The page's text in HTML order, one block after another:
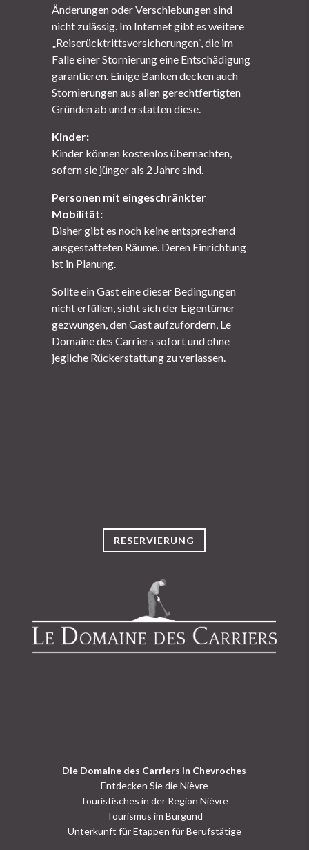
Änderungen oder Verschiebungen sind
nicht zulässig. Im Internet gibt es weitere
„Reiserücktrittsversicherungen“, die im
Falle einer Stornierung eine Entschädigung
garantieren. Einige Banken decken auch
Stornierungen aus allen gerechtfertigten
Gründen ab und erstatten diese.
Kinder:
Kinder können kostenlos übernachten,
sofern sie jünger als 2 Jahre sind.
Personen mit eingeschränkter
Mobilität:
Bisher gibt es noch keine entsprechend
ausgestatteten Räume. Deren Einrichtung
ist in Planung.
Sollte ein Gast eine dieser Bedingungen
nicht erfüllen, sieht sich der Eigentümer
gezwungen, den Gast aufzufordern, Le
Domaine des Carriers sofort und ohne
jegliche Rückerstattung zu verlassen.
RESERVIERUNG
Die Domaine des Carriers in Chevroches
Entdecken Sie die Nièvre
Touristisches in der Region Nièvre
Tourismus im Burgund
Unterkunft für Etappen für Berufstätige